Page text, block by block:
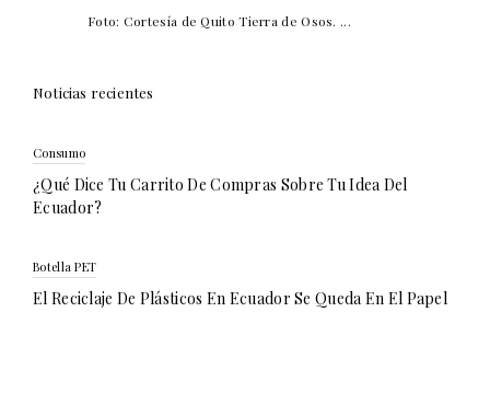
Foto: Cortesía de Quito Tierra de Osos. ...
Noticias recientes
Consumo
¿Qué Dice Tu Carrito De Compras Sobre Tu Idea Del
Ecuador?
Botella PET
El Reciclaje De Plásticos En Ecuador Se Queda En El Papel